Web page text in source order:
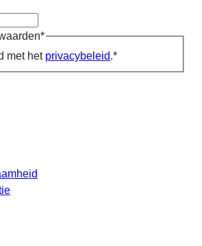
*
met het privacybeleid.*